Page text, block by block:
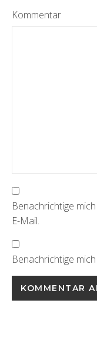
Kommentar
Benachrichtige
E-Mail.
Benachrichtige